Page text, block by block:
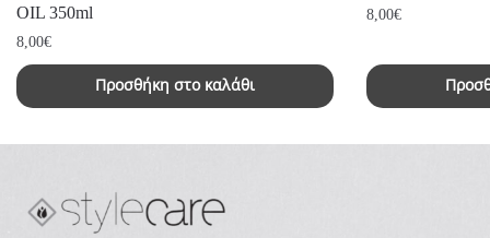
OIL 350ml
8,00€
Προσθήκη στο καλάθι
8,00€